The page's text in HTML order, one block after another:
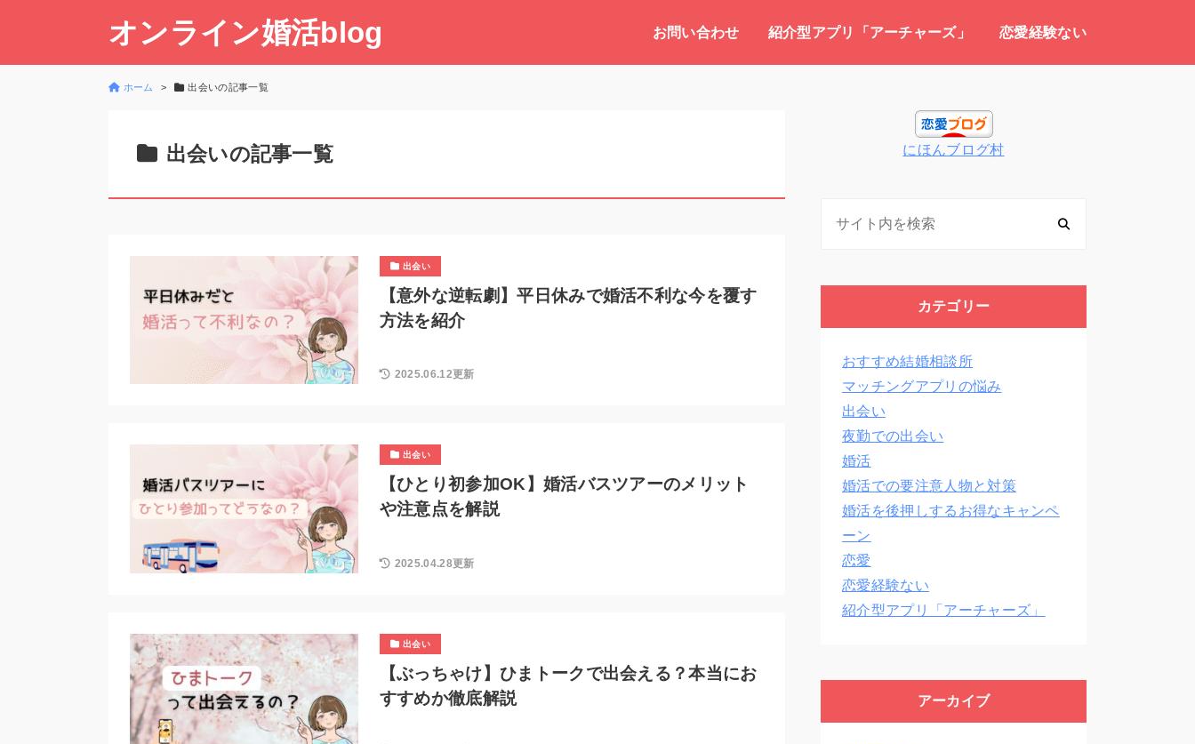
オンライン婚活blog お問い合わせ 紹介型アプリ「アーチャーズ」 恋愛経験ない
ホーム 出会いの記事一覧
出会いの記事一覧
出会い
【意外な逆転劇】平日休みで婚活不利な今を覆す
方法を紹介
2025.06.12更新
出会い
【ひとり初参加OK】婚活バスツアーのメリット
や注意点を解説
2025.04.28更新
出会い
【ぶっちゃけ】ひまトークで出会える？本当にお
すすめか徹底解説
にほんブログ村
カテゴリー
おすすめ結婚相談所
マッチングアプリの悩み
出会い
夜勤での出会い
婚活
婚活での要注意人物と対策
婚活を後押しするお得なキャンペ
ーン
恋愛
恋愛経験ない
紹介型アプリ「アーチャーズ」
アーカイブ